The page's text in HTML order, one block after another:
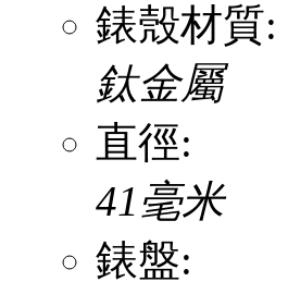
錶殼材質:
鈦金屬
直徑:
41毫米
錶盤: